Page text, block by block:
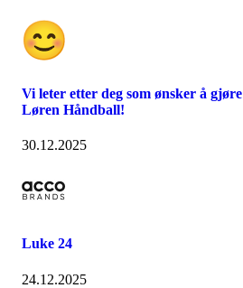
Vi leter etter deg som ønsker å
Løren Håndball!
30.12.2025
Luke 24
24.12.2025